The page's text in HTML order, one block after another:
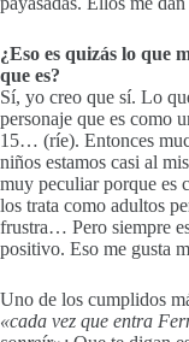
¿Eso es quizás lo que
que es?
Sí, yo creo que sí. Lo
personaje que es como
15… (ríe). Entonces
niños estamos casi al
muy peculiar porque es
los trata como adultos
frustra… Pero siempre
positivo. Eso me gusta
Uno de los cumplidos
«cada vez que entra